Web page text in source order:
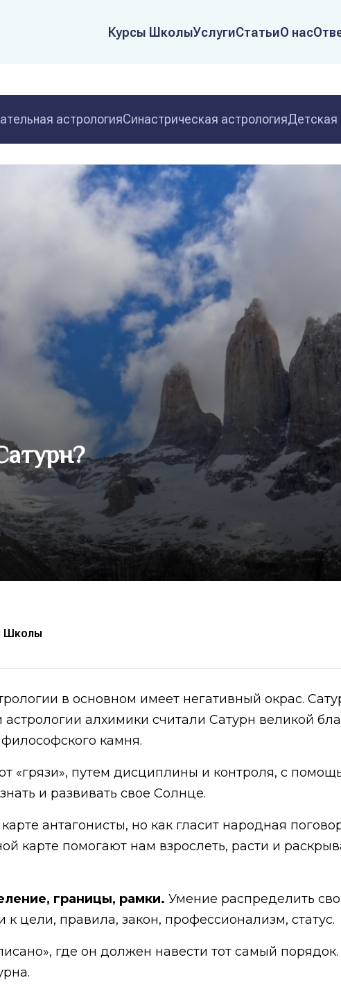
Курсы ШколыУслугиСтатьиО нас
астрологияСинастрическая астрологияДетская
Школы
в основном имеет негативный окрас.
алхимики считали Сатурн великой
камня.
«грязи», путем дисциплины и контроля, с
и развивать свое Солнце.
антагонисты, но как гласит народная
карте помогают нам взрослеть, расти и
границы, рамки. Умение распределить
к цели, правила, закон, профессионализм, статус.
где он должен навести тот самый